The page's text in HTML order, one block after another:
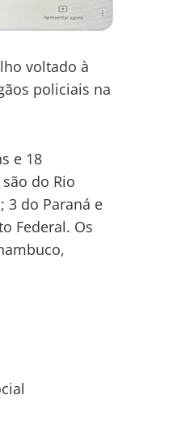
voltado à
policiais na
e 18
do Rio
3 do Paraná e
Federal. Os